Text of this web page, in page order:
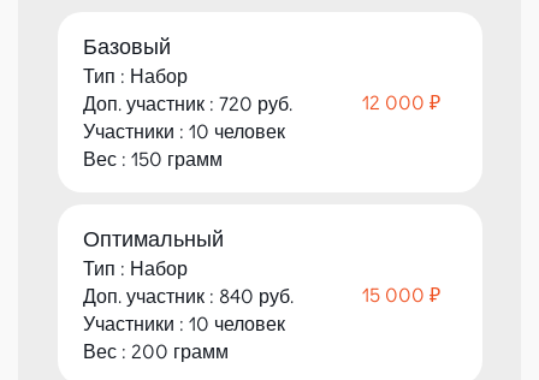
Базовый
Тип : Набор
Доп. участник : 720 руб.
Участники : 10 человек
Вес : 150 грамм
12 000 ₽
Оптимальный
Тип : Набор
Доп. участник : 840 руб.
Участники : 10 человек
Вес : 200 грамм
15 000 ₽